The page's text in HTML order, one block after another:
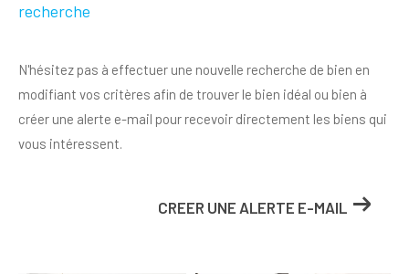
recherche
N'hésitez pas à effectuer une nouvelle recherche de bien en
modifiant vos critères afin de trouver le bien idéal ou bien à
créer une alerte e-mail pour recevoir directement les biens qui
vous intéressent.
CREER UNE ALERTE E-MAIL